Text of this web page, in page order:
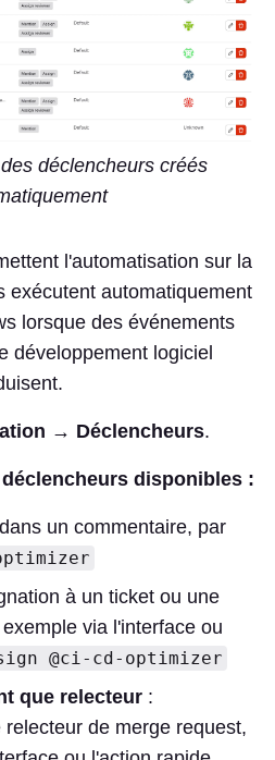
déclencheurs créés
l'automatisation sur la
exécutent automatiquement
lorsque des événements
développement logiciel
→ Déclencheurs.
disponibles :
un commentaire, par
à un ticket ou une
via l'interface ou
@ci-cd-optimizer
que relecteur :
de merge request,